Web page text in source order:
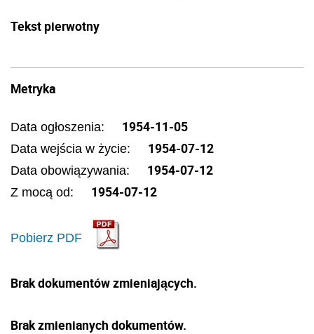
Tekst pierwotny
Metryka
Data ogłoszenia: 1954-11-05
Data wejścia w życie: 1954-07-12
Data obowiązywania: 1954-07-12
Z mocą od: 1954-07-12
Pobierz PDF
Brak dokumentów zmieniających.
Brak zmienianych dokumentów.